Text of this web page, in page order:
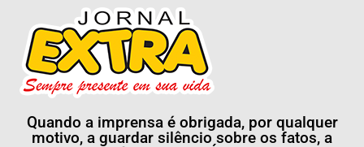
Quando a imprensa é obrigada, por qualquer
motivo, a guardar silêncio sobre os fatos, a